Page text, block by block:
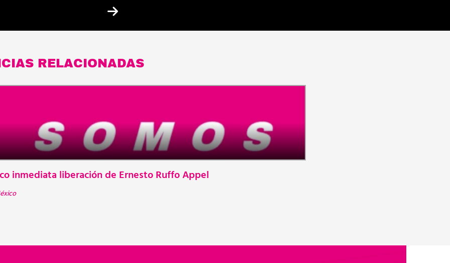
RELACIONADAS
inmediata liberación de Ernesto Ruffo Appel